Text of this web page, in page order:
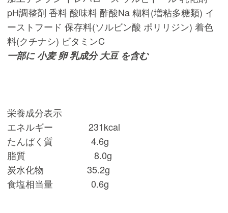
pH調整剤 香料 酸味料 酢酸Na 糊料(増粘多糖類) イ
ーストフード 保存料(ソルビン酸 ポリリジン) 着色
料(クチナシ) ビタミンC
一部に 小麦 卵 乳成分 大豆 を含む
栄養成分表示
エネルギー 231kcal
たんぱく質 4.6g
脂質 8.0g
炭水化物 35.2g
食塩相当量 0.6g